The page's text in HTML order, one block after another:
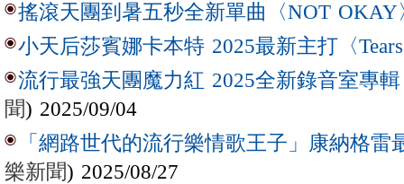
搖滾天團到暑五秒全新單曲〈NOT OKAY
小天后莎賓娜卡本特 2025最新主打〈
流行最強天團魔力紅 2025全新錄音室專
聞) 2025/09/04
「網路世代的流行樂情歌王子」康納格雷
樂新聞) 2025/08/27